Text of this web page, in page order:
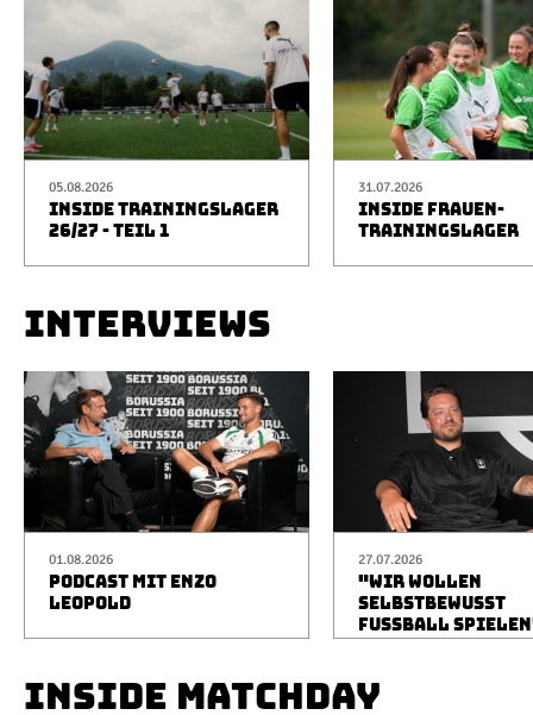
05.08.2026
INSIDE TRAININGSLAGER
26/27 - TEIL 1
31.07.2026
INSIDE FRAUEN-
TRAININGSLAGER
INTERVIEWS
01.08.2026
PODCAST MIT ENZO
LEOPOLD
27.07.2026
"WIR WOLLEN
SELBSTBEWUSST
FUSSBALL
INSIDE MATCHDAY